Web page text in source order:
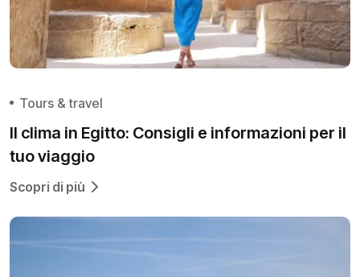
Tours & travel
Il clima in Egitto: Consigli e informazioni per il
tuo viaggio
Scopri di più